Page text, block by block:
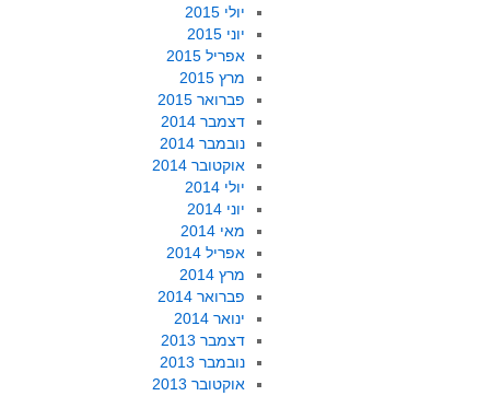
יולי 2015
יוני 2015
אפריל 2015
מרץ 2015
פברואר 2015
דצמבר 2014
נובמבר 2014
אוקטובר 2014
יולי 2014
יוני 2014
מאי 2014
אפריל 2014
מרץ 2014
פברואר 2014
ינואר 2014
דצמבר 2013
נובמבר 2013
אוקטובר 2013